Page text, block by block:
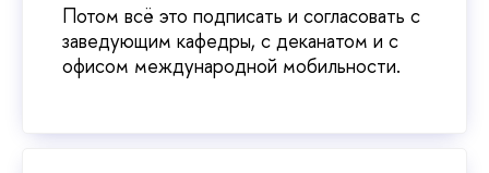
Потом всё это подписать и согласовать с
заведующим кафедры, с деканатом и с
офисом международной мобильности.